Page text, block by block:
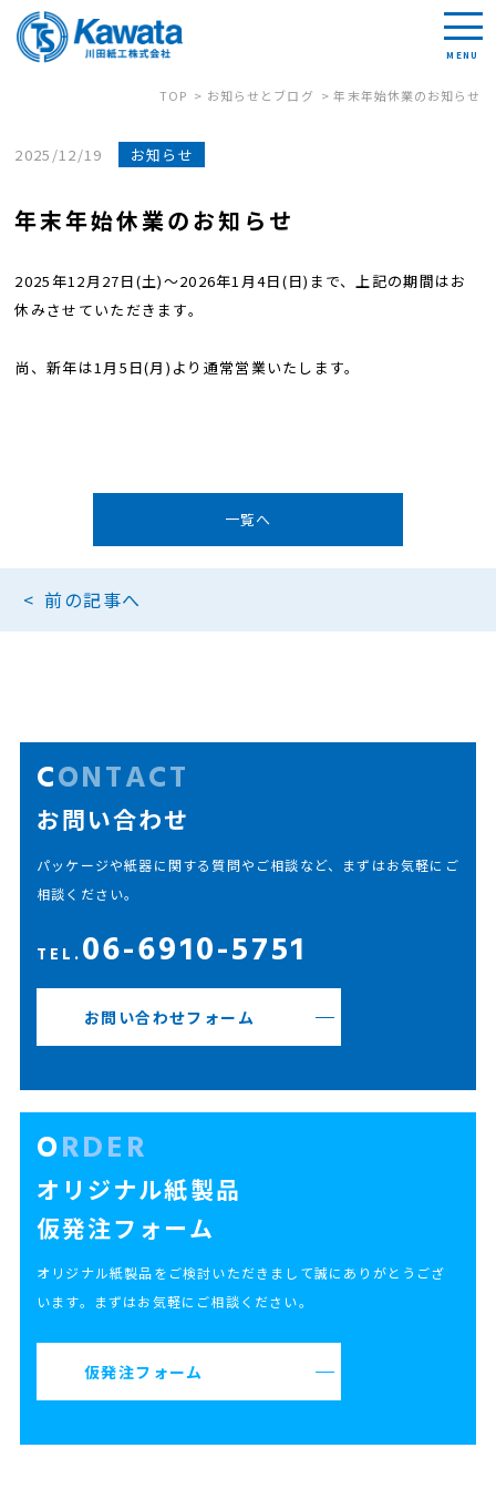
TOP お知らせとブログ 年末年始休業のお知らせ
2025/12/19 お知らせ
年末年始休業のお知らせ
2025年12月27日(土)～2026年1月4日(日)まで、上記の期間はお
休みさせていただきます。
尚、新年は1月5日(月)より通常営業いたします。
一覧へ
前の記事へ
CONTACT
お問い合わせ
パッケージや紙器に関する質問やご相談など、まずはお気軽にご
相談ください。
TEL.06-6910-5751
お問い合わせフォーム
ORDER
オリジナル紙製品
仮発注フォーム
オリジナル紙製品をご検討いただきまして誠にありがとうござ
います。まずはお気軽にご相談ください。
仮発注フォーム